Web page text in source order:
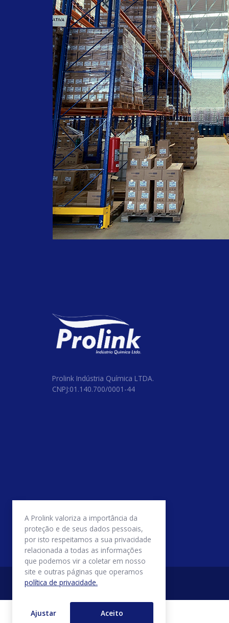
#oleodegirassolfarmachem
#septderm
#sabonetelíquido
#ervadoce
#saboneteervadoce
#limpezadasmaos
#alcool
#alcoolabsolutoprolink
#3AlcoolPolivinilico
#desinfetante
#hospitalar
#alcool70
#Alcalin85
#septproplus
#equipamentos
#lancamento
#produtohospitalar
#cloro
#odontologico
#hospital
#BarrilhaLeve
#Proten90h
#TripolifosfatodeSodio
Prolink Indústria Química LTDA.
CNPJ:01.140.700/0001-44
A Prolink valoriza a importância da
proteção e de seus dados pessoais,
por isto respeitamos a sua privacidade
relacionada a todas as informações
que podemos vir a coletar em nosso
site e outras páginas que operamos
política de privacidade.
Ajustar Aceito